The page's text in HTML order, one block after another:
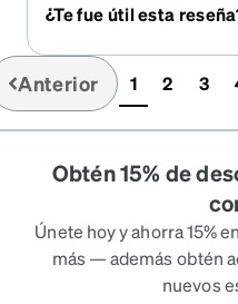
¿Te fue útil esta
Anterior 1(current)
2 3
Obtén 15% de
Únete hoy y ahorra 15%
más — además obtén
nuevos